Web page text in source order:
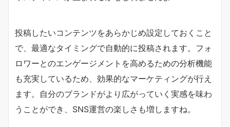
投稿したいコンテンツをあらかじめ設定しておくこと
で、最適なタイミングで自動的に投稿されます。フォ
ロワーとのエンゲージメントを高めるための分析機能
も充実しているため、効果的なマーケティングが行え
ます。自分のブランドがより広がっていく実感を味わ
うことができ、SNS運営の楽しさも増しますね。